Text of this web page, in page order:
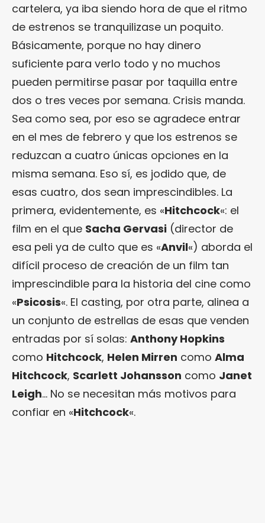
cartelera, ya iba siendo hora de que el ritmo
de estrenos se tranquilizase un poquito.
Básicamente, porque no hay dinero
suficiente para verlo todo y no muchos
pueden permitirse pasar por taquilla entre
dos o tres veces por semana. Crisis manda.
Sea como sea, por eso se agradece entrar
en el mes de febrero y que los estrenos se
reduzcan a cuatro únicas opciones en la
misma semana. Eso sí, es jodido que, de
esas cuatro, dos sean imprescindibles. La
primera, evidentemente, es «Hitchcock«: el
film en el que Sacha Gervasi (director de
esa peli ya de culto que es «Anvil«) aborda el
difícil proceso de creación de un film tan
imprescindible para la historia del cine como
«Psicosis«. El casting, por otra parte, alinea a
un conjunto de estrellas de esas que venden
entradas por sí solas: Anthony Hopkins
como Hitchcock, Helen Mirren como Alma
Hitchcock, Scarlett Johansson como Janet
Leigh… No se necesitan más motivos para
confiar en «Hitchcock«.